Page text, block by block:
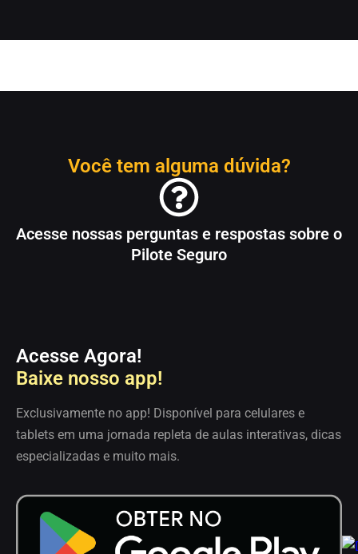
Você tem alguma dúvida?
Acesse nossas perguntas e respostas sobre o
Pilote Seguro
Acesse Agora!
Baixe nosso app!
Exclusivamente no app! Disponível para celulares e
tablets em uma jornada repleta de aulas interativas, dicas
especializadas e muito mais.